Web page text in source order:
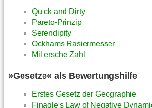
Quick and Dirty
Pareto-Prinzip
Serendipity
Ockhams Rasiermesser
Millersche Zahl
»Gesetze« als Bewertungshilfe
Erstes Gesetz der Geographie
Finagle's Law of Negative